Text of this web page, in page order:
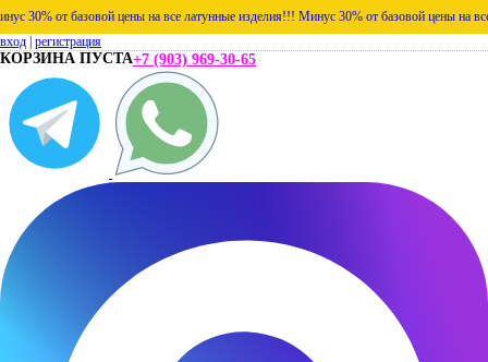
от базовой цены на все латунные изделия!!! Минус 30% от базовой цены на все
вход регистрация
КОРЗИНА ПУСТА+7 (903) 969-30-65